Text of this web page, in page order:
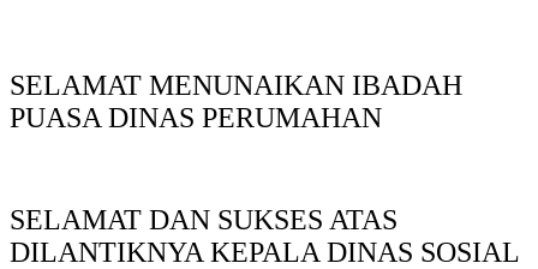
SELAMAT MENUNAIKAN IBADAH
PUASA DINAS PERUMAHAN
SELAMAT DAN SUKSES ATAS
DILANTIKNYA KEPALA DINAS SOSIAL